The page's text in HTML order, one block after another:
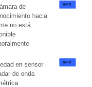
de
hacia
no está
en sensor
de onda